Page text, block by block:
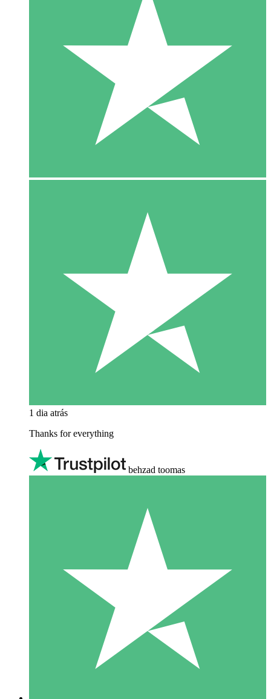
1 dia atrás
Thanks for everything
behzad toomas